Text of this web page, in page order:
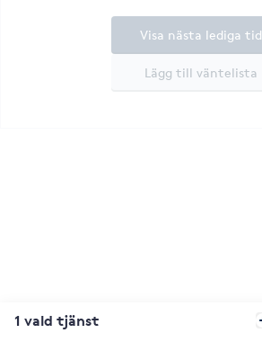
Lägg till väntelista
Visa nästa lediga tid
1 vald tjänst